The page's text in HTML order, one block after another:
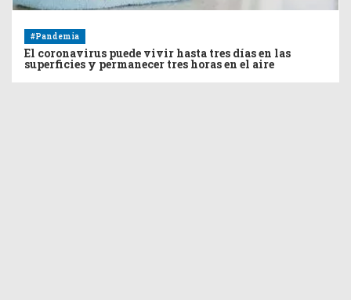
#Pandemia
El coronavirus puede vivir hasta tres días en las
superficies y permanecer tres horas en el aire